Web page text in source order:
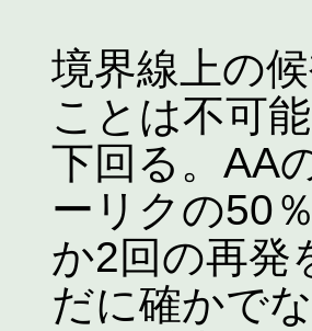
境界線上の
ことは不可
下回る。AA
ーリクの50
か2回の再発
だに確かで